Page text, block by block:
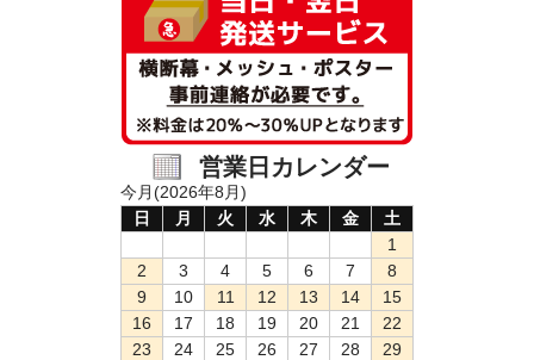
営業日カレンダー
今月(2026年8月)
日
月 火 水 木 金
土
1
2
3 4 5 6 7
8
9
10 11 12 13 14
15
16
17 18 19 20 21
22
23
24 25 26 27 28
29